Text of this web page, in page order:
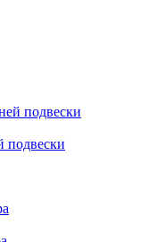
подвески
подвески